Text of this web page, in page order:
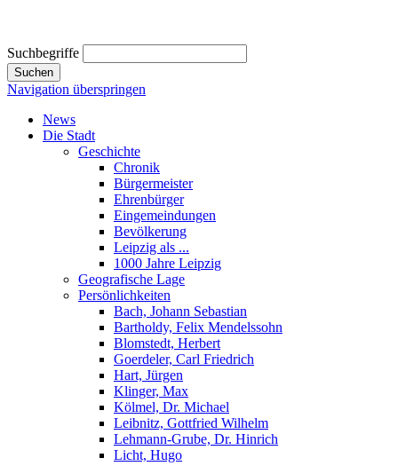
Suchbegriffe
Suchen
Navigation überspringen
News
Die Stadt
Geschichte
Chronik
Bürgermeister
Ehrenbürger
Eingemeindungen
Bevölkerung
Leipzig als ...
1000 Jahre Leipzig
Geografische Lage
Persönlichkeiten
Bach, Johann Sebastian
Bartholdy, Felix Mendelssohn
Blomstedt, Herbert
Goerdeler, Carl Friedrich
Hart, Jürgen
Klinger, Max
Kölmel, Dr. Michael
Leibnitz, Gottfried Wilhelm
Lehmann-Grube, Dr. Hinrich
Licht, Hugo